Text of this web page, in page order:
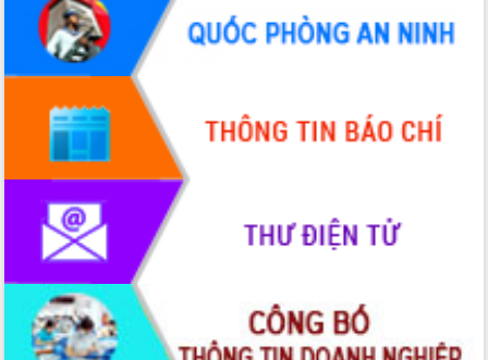
trưởng đạt 5,86% trong năm 2026
UBND tỉnh Đắk Lắk triển khai công tác
quốc phòng, quân sự địa phương năm
Đắk Lắk tập trung toàn lực khắc phục
tồn tại IUU, sẵn sàng làm việc với
Đoàn thanh tra EC
Chủ tịch UBND tỉnh Tạ Anh Tuấn thăm,
chúc mừng các bệnh viện nhân Ngày
Thầy thuốc Việt Nam
Rộn ràng lễ hội truyền thống Sông
nước Đà Nông lần thứ I năm 2026
Kỳ họp Chuyên đề lần thứ Năm, HĐND
tỉnh Đắk Lắk thông qua các nghị quyết
quan trọng